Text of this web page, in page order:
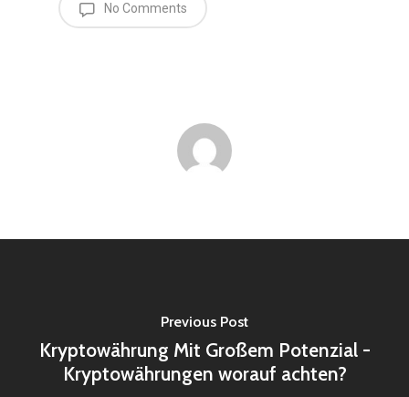
No Comments
Previous Post
Kryptowährung Mit Großem Potenzial -
Kryptowährungen worauf achten?